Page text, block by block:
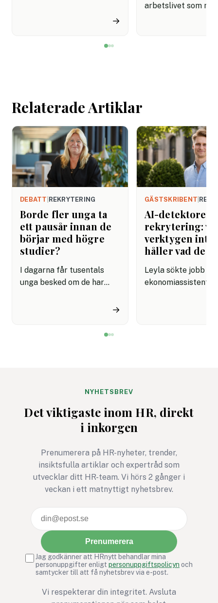
miljon svenskar uppger att
→
arbetslivet som
Relaterade Artiklar
DEBATT REKRYTERING
Borde fler unga ta
ett pausår innan de
börjar med högre
studier?
I dagarna får tusentals
unga besked om de har
inte kom in vi ska tycka
starkare när de en dag står
handen.
→
GÄSTSKRIBENT
AI-detektorer i
rekrytering:
verktygen inte
håller vad de
Leyla sökte jobb
ekonomiassistent.
NYHETSBREV
Det viktigaste inom HR, direkt
i inkorgen
Prenumerera på HR-nyheter, trender,
insiktsfulla artiklar och expertråd som
utvecklar ditt HR-team. Vi hörs 2 gånger i
veckan i ett matnyttigt nyhetsbrev.
Prenumerera
Jag godkänner att HRnytt behandlar mina
personuppgifter enligt personuppgiftspolicyn och
samtycker till att få nyhetsbrev via e-post.
Vi respekterar din integritet. Avsluta